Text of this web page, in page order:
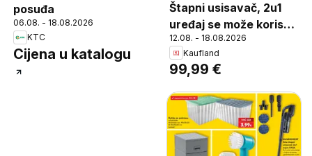
posuđa
06.08. - 18.08.2026
KTC
Cijena u katalogu
Štapni usisavač, 2u1
uređaj se može koristiti
i kao ručni usisavač
litij-ionska baterija 16 V
trajanje baterije cca.
40 min
12.08. - 18.08.2026
Kaufland
99,99 €